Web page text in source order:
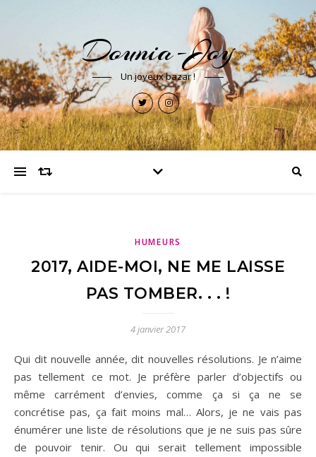
Dounia-Joy
Un joyeux bazar !
HUMEURS
2017, AIDE-MOI, NE ME LAISSE
PAS TOMBER. . . !
4 janvier 2017
Qui dit nouvelle année, dit nouvelles résolutions. Je n’aime
pas tellement ce mot. Je préfère parler d’objectifs ou
même carrément d’envies, comme ça si ça ne se
concrétise pas, ça fait moins mal… Alors, je ne vais pas
énumérer une liste de résolutions que je ne suis pas sûre
de pouvoir tenir. Ou qui serait tellement impossible